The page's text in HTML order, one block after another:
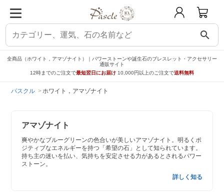
search
全商品（ホワイト，アマゾナイト）｜パワーストーンや誕生石のブレスレット・アクセサリー
通販サイト
12時までのご注文で最短翌日にお届け 10,000円以上のご注文で送料無料
パスクル ホワイト，アマゾナイト
アマゾナイト
爽やかなブルーグリーンの色合いが美しいアマゾナイト。明るくポ
ジティブなエネルギーを持つ「希望の石」として知られています。
持ち主の迷いを払い、気持ちを安定させる力があるとされるパワー
ストーン。
詳しく知る